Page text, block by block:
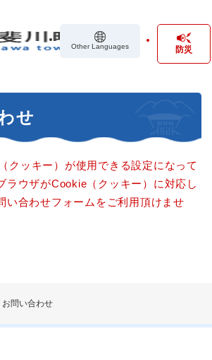
Other Languages 防災
お問い合わせ
せ
クッキー）が使用できる設定になって
ラウザがCookie（クッキー）に対応し
い合わせフォームをご利用頂けませ